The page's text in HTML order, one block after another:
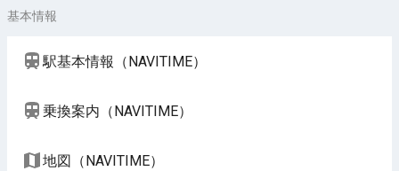
基本情報
駅基本情報（NAVITIME）
乗換案内（NAVITIME）
地図（NAVITIME）